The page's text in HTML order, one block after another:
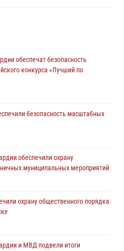
правоохранители отреагировали
повреждений супруге
в Темникове
очередную партию вооружения в
обеспечат безопасность
конкурса «Лучший по
безопасность масштабных
обеспечили охрану
муниципальных мероприятий
охрану общественного порядка
и МВД подвели итоги